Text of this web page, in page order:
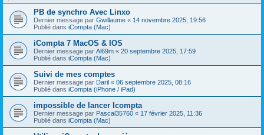
PB de synchro Avec Linxo
Dernier message par Gwillaume « 14 novembre 2025, 19:56
Publié dans iCompta (Mac)
iCompta 7 MacOS & IOS
Dernier message par Al69m « 20 septembre 2025, 17:59
Publié dans iCompta (Mac)
Suivi de mes comptes
Dernier message par Daril « 06 septembre 2025, 08:16
Publié dans iCompta (iPhone / iPad)
impossible de lancer Icompta
Dernier message par Pascal35760 « 17 février 2025, 11:36
Publié dans iCompta (Mac)